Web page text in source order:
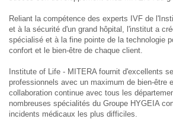
Reliant la compétence des experts IVF de
et à la sécurité d'un grand hôpital, l'institut a
spécialisé et à la fine pointe de la technologie
confort et le bien-être de chaque client.
Institute of Life - MITERA fournit d'excellents
professionnels avec un maximum de bien-être
collaboration continue avec tous les
nombreuses spécialités du Groupe HYGEIA
incidents médicaux les plus difficiles.